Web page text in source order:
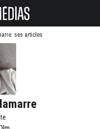
ses articles